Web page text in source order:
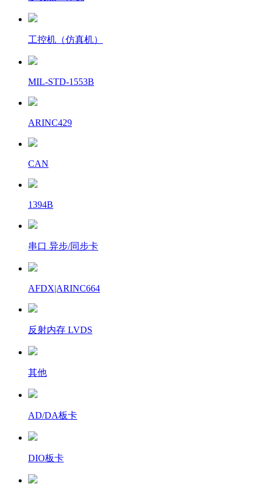
工控机（仿真机）
MIL-STD-1553B
ARINC429
CAN
1394B
串口 异步/同步卡
AFDX|ARINC664
反射内存 LVDS
其他
AD/DA板卡
DIO板卡